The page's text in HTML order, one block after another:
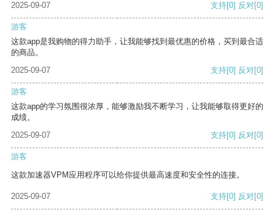
2025-09-07 支持[0] 反对[0]
游客
这款app是我购物的得力助手，让我能够找到最优惠的价格，买到最合适
的商品。
2025-09-07
支持[0] 反对[0]
游客
这款app的学习氛围很浓厚，能够激励我不断学习，让我能够取得更好的
成绩。
2025-09-07
支持[0] 反对[0]
游客
这款加速器VPM应用程序可以给你提供最高速度和安全性的连接。
2025-09-07 支持[0] 反对[0]